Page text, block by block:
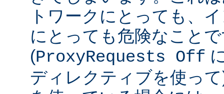
トワークにとっても、
にとっても危険なこと
(ProxyRequests Off
ディレクティブを使っ